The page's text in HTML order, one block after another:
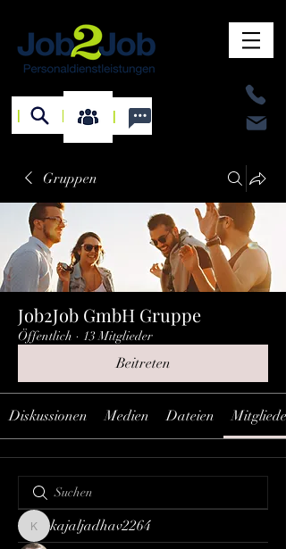
I I I
Gruppen
Job2Job GmbH Gruppe
Öffentlich · 13 Mitglieder
Beitreten
Diskussionen Medien Dateien Mitglieder
kajaljadhav2264
kajaljadhav2264